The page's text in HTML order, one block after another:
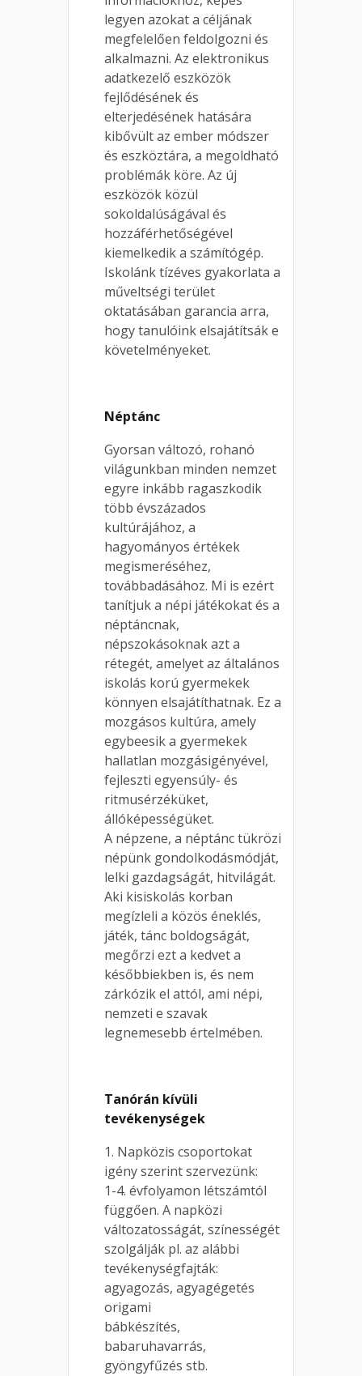
legyen azokat a céljának
megfelelően feldolgozni és
alkalmazni. Az elektronikus
adatkezelő eszközök
fejlődésének és
elterjedésének hatására
kibővült az ember módszer
és eszköztára, a megoldható
problémák köre. Az új
eszközök közül
sokoldalúságával és
hozzáférhetőségével
kiemelkedik a számítógép.
Iskolánk tízéves gyakorlata a
műveltségi terület
oktatásában garancia arra,
hogy tanulóink elsajátítsák e
követelményeket.
Néptánc
Gyorsan változó, rohanó
világunkban minden nemzet
egyre inkább ragaszkodik
több évszázados
kultúrájához, a
hagyományos értékek
megismeréséhez,
továbbadásához. Mi is ezért
tanítjuk a népi játékokat és a
néptáncnak,
népszokásoknak azt a
rétegét, amelyet az általános
iskolás korú gyermekek
könnyen elsajátíthatnak. Ez a
mozgásos kultúra, amely
egybeesik a gyermekek
hallatlan mozgásigényével,
fejleszti egyensúly- és
ritmusérzéküket,
állóképességüket.
A népzene, a néptánc tükrözi
népünk gondolkodásmódját,
lelki gazdagságát, hitvilágát.
Aki kisiskolás korban
megízleli a közös éneklés,
játék, tánc boldogságát,
megőrzi ezt a kedvet a
későbbiekben is, és nem
zárkózik el attól, ami népi,
nemzeti e szavak
legnemesebb értelmében.
Tanórán kívüli
tevékenységek
1. Napközis csoportokat
igény szerint szervezünk:
1-4. évfolyamon létszámtól
függően. A napközi
változatosságát, színességét
szolgálják pl. az alábbi
tevékenységfajták:
agyagozás, agyagégetés
origami
bábkészítés,
babaruhavarrás,
gyöngyfűzés stb.